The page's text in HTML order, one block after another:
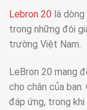
Lebron 20 là
trong những đôi
trường Việt Nam.
LeBron 20 mang
cho chân của
đáp ứng, trong khi